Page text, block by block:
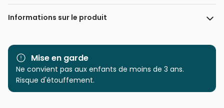
Informations sur le produit
Marque Dino
Catégorie Puzzles - Campagne
Age
Puzzle pour Adultes (500 à
Mise en garde
Ne convient pas aux enfants de moins de 3 ans.
Risque d'étouffement.